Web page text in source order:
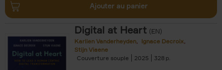
Ajouter au panier
Digital at Heart (EN)
Karlien Vanderheyden
Ignace Decroix
Stijn Viaene
Couverture souple
2025 328